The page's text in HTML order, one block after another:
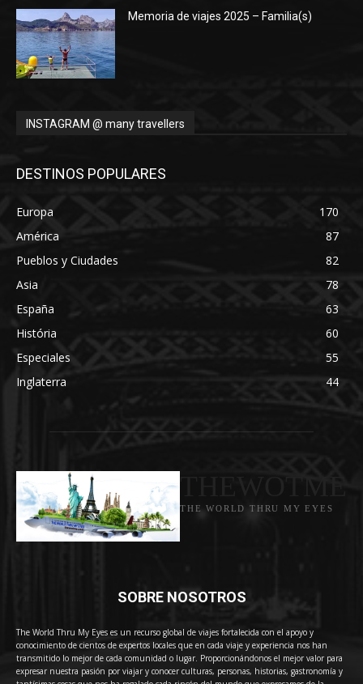
Memoria de viajes 2025 – Familia(s)
INSTAGRAM @ many travellers
DESTINOS POPULARES
Europa
170
América
87
Pueblos y Ciudades
82
Asia
78
España
63
História
60
Especiales
55
Inglaterra
44
THE WORLD THRU MY EYES
SOBRE NOSOTROS
The World Thru My Eyes es un recurso global de viajes fortalecida con el apoyo y
conocimiento de cientos de expertos locales que en cada viaje y experiencia nos han
transmitido lo mejor de cada comunidad o lugar. Proporcionándonos el mejor valor para
expresar nuestra pasión por viajar y conocer culturas, personas, historias, gastronomía y